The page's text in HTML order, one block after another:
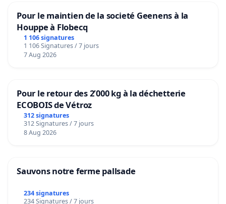
Pour le maintien de la societé Geenens à la
Houppe à Flobecq
1 106 signatures
1 106 Signatures / 7 jours
7 Aug 2026
Pour le retour des 2’000 kg à la déchetterie
ECOBOIS de Vétroz
312 signatures
312 Signatures / 7 jours
8 Aug 2026
Sauvons notre ferme pallsade
234 signatures
234 Signatures / 7 jours